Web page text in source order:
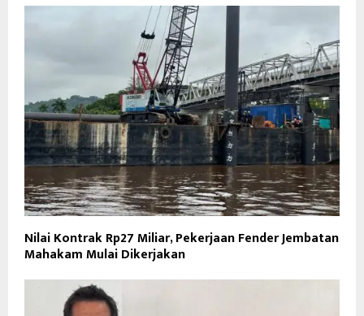
Nilai Kontrak Rp27 Miliar, Pekerjaan Fender Jembatan
Mahakam Mulai Dikerjakan